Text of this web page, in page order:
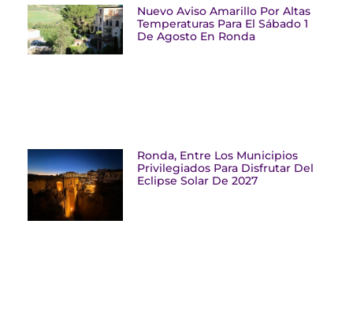
Nuevo Aviso Amarillo Por Altas
Temperaturas Para El Sábado 1
De Agosto En Ronda
Ronda, Entre Los Municipios
Privilegiados Para Disfrutar Del
Eclipse Solar De 2027